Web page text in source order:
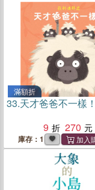
滿額折
33.天才爸爸不一樣！
9
270
庫存：1